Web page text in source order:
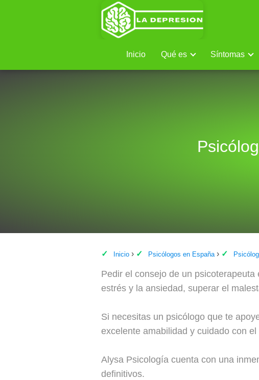
Inicio Qué es Síntomas
Inicio Psicólogos en España
Pedir el consejo de un
estrés y la ansiedad, superar el
Si necesitas un psicólogo que te
excelente amabilidad y cuidado con el
Alysa Psicología cuenta con una
definitivos.